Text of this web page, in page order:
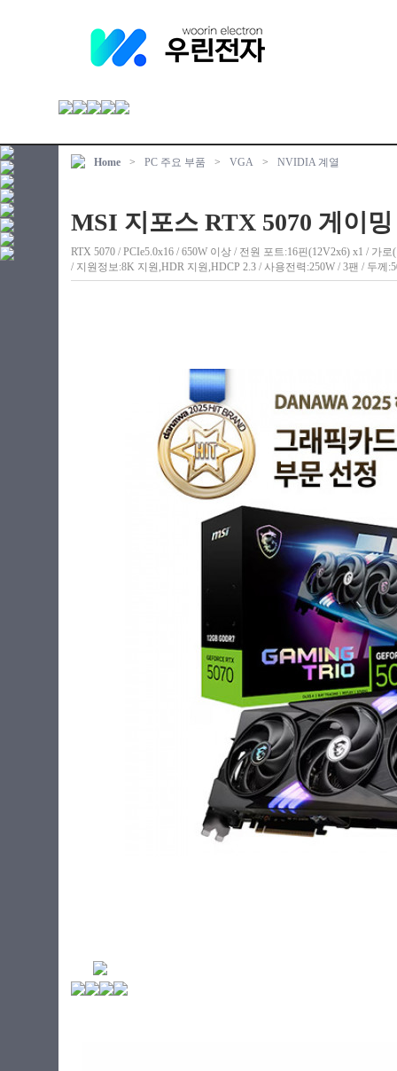
Home > PC 주요 부품 > VGA > NVIDIA 계열
MSI 지포스 RTX 5070 게이
RTX 5070 / PCIe5.0x16 / 650W 이상 / 전원 포트:16핀(12V2x6) x1 / 가
/ 지원정보:8K 지원,HDR 지원,HDCP 2.3 / 사용전력:250W / 3팬 / 두